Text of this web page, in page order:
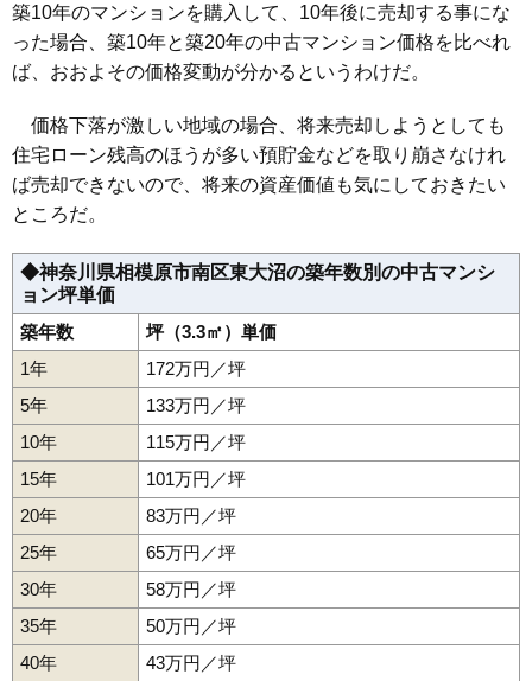
築10年のマンションを購入して、10年後に売却する事にな
った場合、築10年と築20年の中古マンション価格を比べれ
ば、おおよその価格変動が分かるというわけだ。
価格下落が激しい地域の場合、将来売却しようとしても
住宅ローン残高のほうが多い預貯金などを取り崩さなけれ
ば売却できないので、将来の資産価値も気にしておきたい
ところだ。
◆神奈川県相模原市南区東大沼の築年数別の中古マンシ
ョン坪単価
築年数
坪（3.3㎡）単価
1年
172万円／坪
5年
133万円／坪
10年
115万円／坪
15年
101万円／坪
20年
83万円／坪
25年
65万円／坪
30年
58万円／坪
35年
50万円／坪
40年
43万円／坪